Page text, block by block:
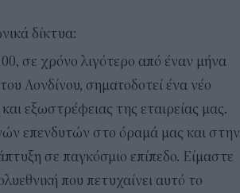
δίκτυα:
σε χρόνο λιγότερο από έναν μήνα
Λονδίνου, σηματοδοτεί ένα νέο
εξωστρέφειας της εταιρείας μας.
επενδυτών στο όραμά μας και στην
σε παγκόσμιο επίπεδο. Είμαστε
που πετυχαίνει αυτό το